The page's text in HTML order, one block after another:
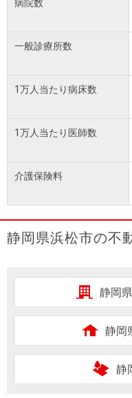
病院数
一般診療所数
1万人当たり病床数
1万人当たり医師数
介護保険料
静岡県浜松市の不
静岡
静岡
静